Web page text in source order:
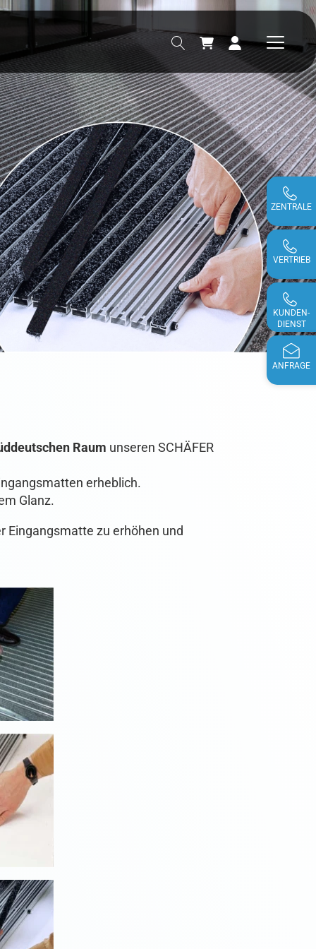
Raum unseren SCHÄFER
erheblich.
Glanz.
Eingangsmatte zu erhöhen und
ZENTRALE
VERTRIEB
KUNDEN-
DIENST
ANFRAGE